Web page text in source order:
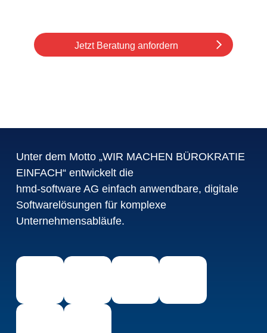
Jetzt Beratung anfordern
Unter dem Motto „WIR MACHEN BÜROKRATIE
EINFACH“ entwickelt die
hmd-software AG einfach anwendbare, digitale
Softwarelösungen für komplexe
Unternehmensabläufe.